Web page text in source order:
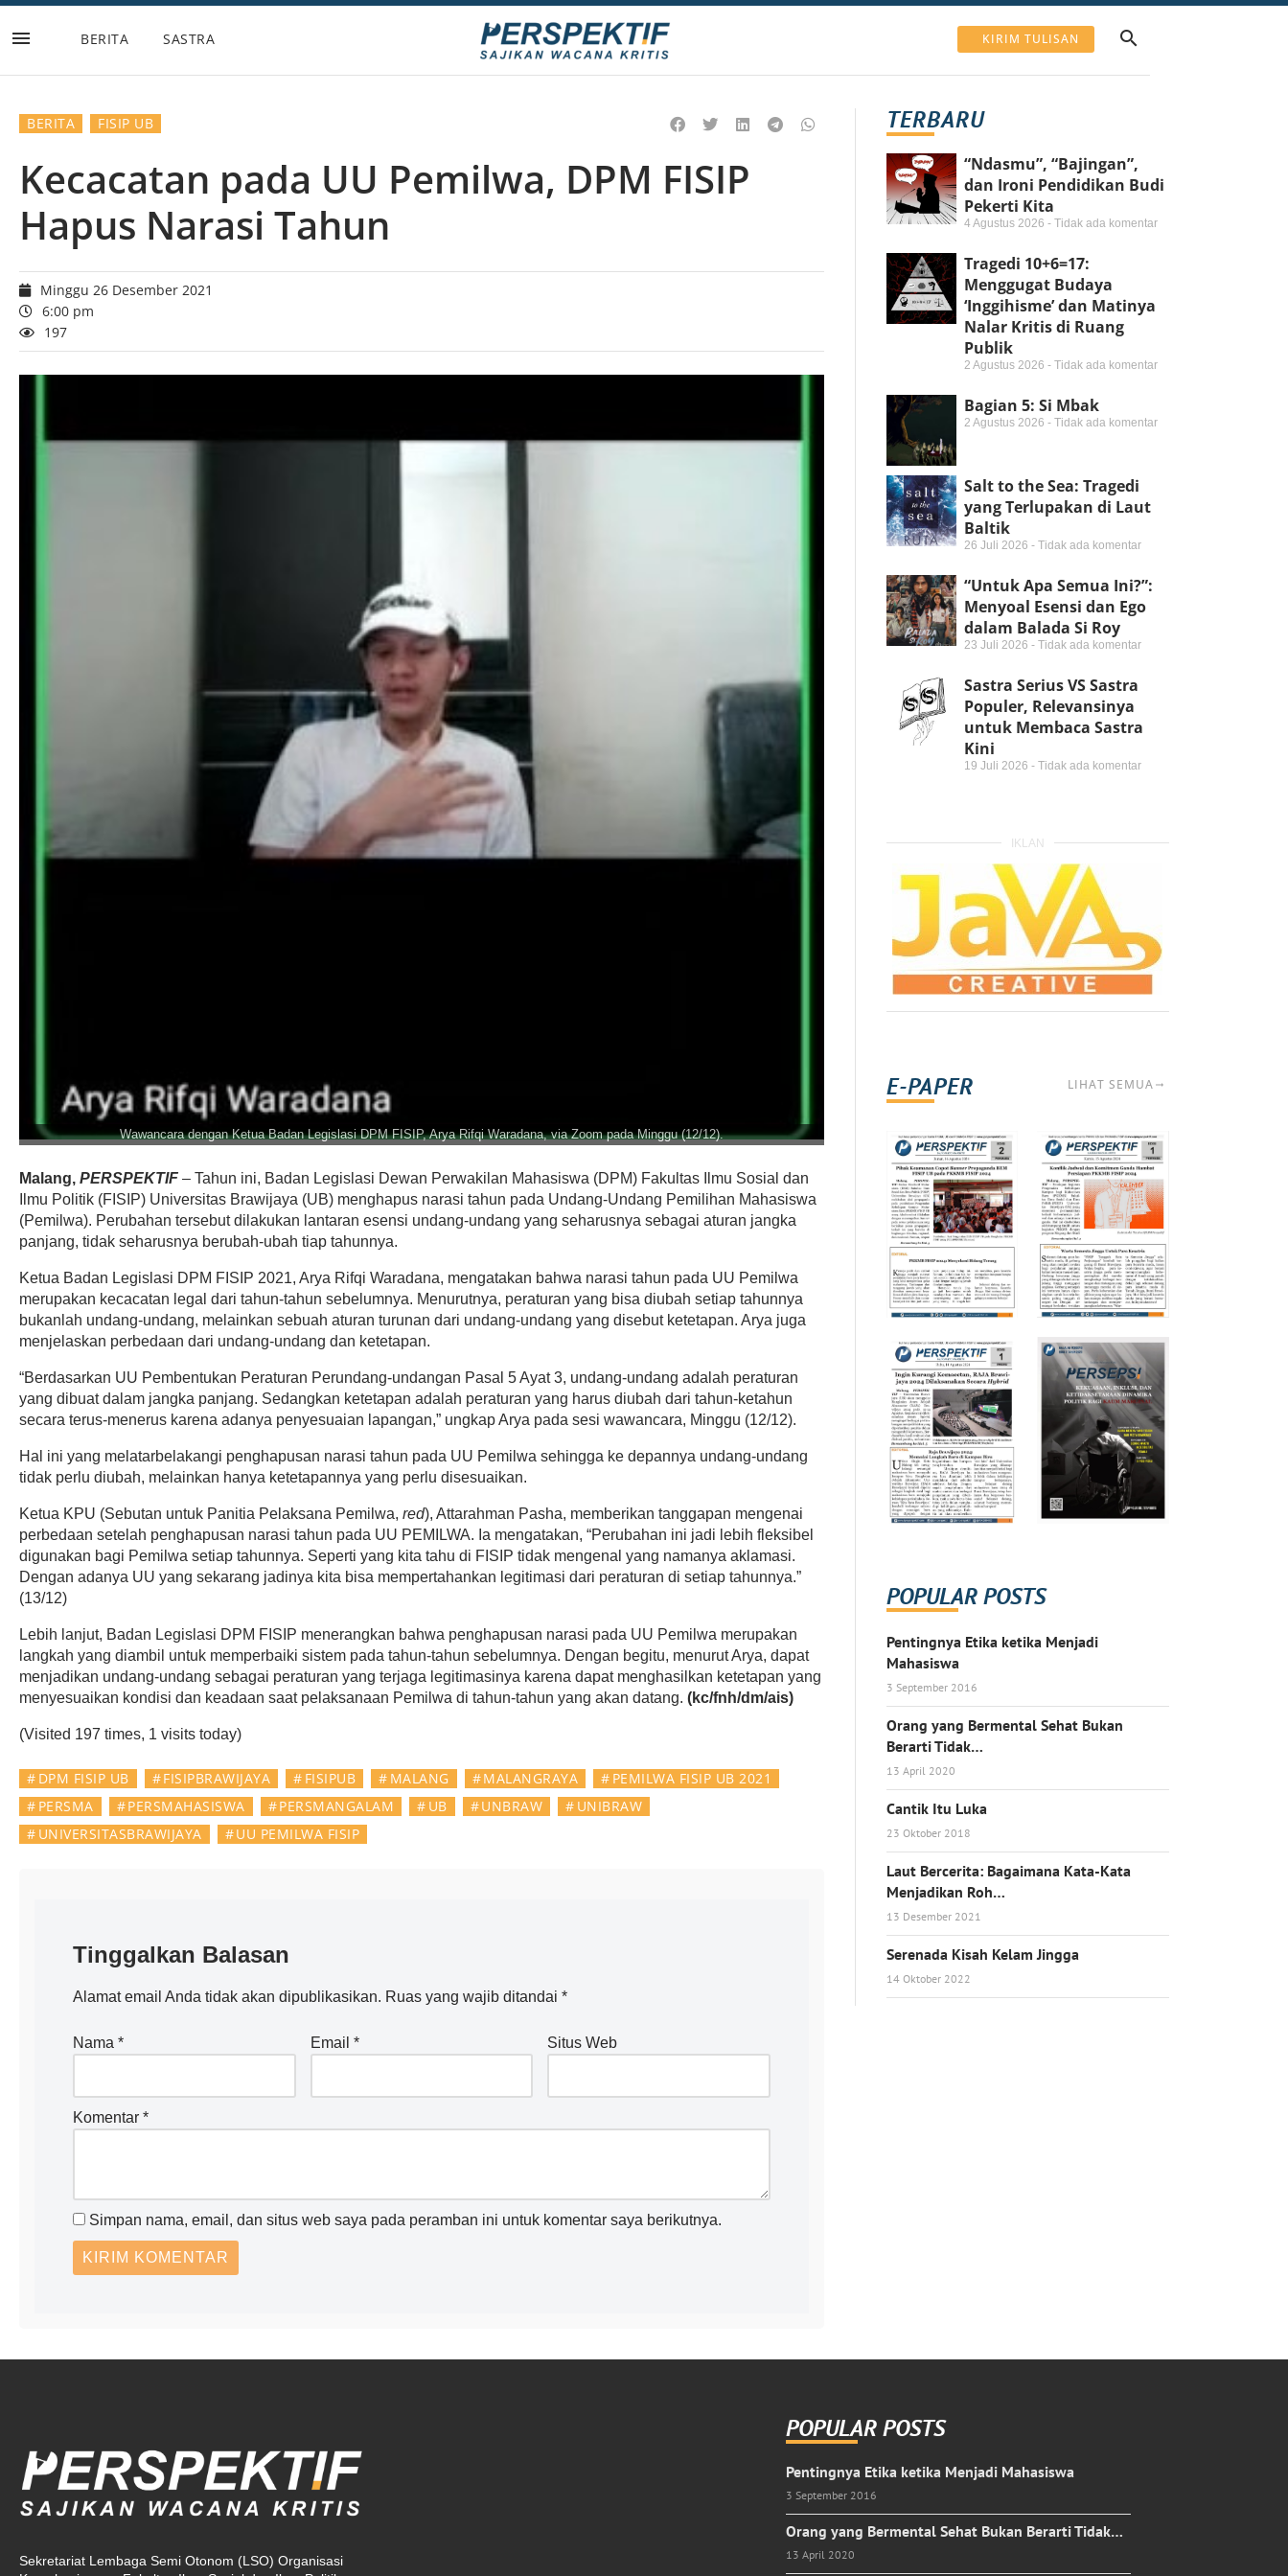
ke
BERITA SASTRA KIRIM TULISAN
BERITA FISIP UB
Kecacatan pada UU Pemilwa, DPM FISIP
Hapus Narasi Tahun
Minggu 26 Desember 2021
6:00 pm
197
Wawancara dengan Ketua Badan Legislasi DPM FISIP, Arya Rifqi Waradana, via Zoom pada Minggu (12/12).
Malang, PERSPEKTIF – Tahun ini, Badan Legislasi Dewan Perwakilan Mahasiswa (DPM) Fakultas Ilmu Sosial dan
Ilmu Politik (FISIP) Universitas Brawijaya (UB) menghapus narasi tahun pada Undang-Undang Pemilihan Mahasiswa
(Pemilwa). Perubahan tersebut dilakukan lantaran esensi undang-undang yang seharusnya sebagai aturan jangka
panjang, tidak seharusnya berubah-ubah tiap tahunnya.
Ketua Badan Legislasi DPM FISIP 2021, Arya Rifqi Waradana, mengatakan bahwa narasi tahun pada UU Pemilwa
merupakan kecacatan legal dari tahun-tahun sebelumnya. Menurutnya, peraturan yang bisa diubah setiap tahunnya
bukanlah undang-undang, melainkan sebuah aturan turunan dari undang-undang yang disebut ketetapan. Arya juga
menjelaskan perbedaan dari undang-undang dan ketetapan.
“Berdasarkan UU Pembentukan Peraturan Perundang-undangan Pasal 5 Ayat 3, undang-undang adalah peraturan
yang dibuat dalam jangka panjang. Sedangkan ketetapan adalah peraturan yang harus diubah dari tahun-ketahun
secara terus-menerus karena adanya penyesuaian lapangan,” ungkap Arya pada sesi wawancara, Minggu (12/12).
Hal ini yang melatarbelakangi penghapusan narasi tahun pada UU Pemilwa sehingga ke depannya undang-undang
tidak perlu diubah, melainkan hanya ketetapannya yang perlu disesuaikan.
Ketua KPU (Sebutan untuk Panitia Pelaksana Pemilwa, red), Attarahman Pasha, memberikan tanggapan mengenai
perbedaan setelah penghapusan narasi tahun pada UU PEMILWA. Ia mengatakan, “Perubahan ini jadi lebih fleksibel
digunakan bagi Pemilwa setiap tahunnya. Seperti yang kita tahu di FISIP tidak mengenal yang namanya aklamasi.
Dengan adanya UU yang sekarang jadinya kita bisa mempertahankan legitimasi dari peraturan di setiap tahunnya.”
(13/12)
Lebih lanjut, Badan Legislasi DPM FISIP menerangkan bahwa penghapusan narasi pada UU Pemilwa merupakan
langkah yang diambil untuk memperbaiki sistem pada tahun-tahun sebelumnya. Dengan begitu, menurut Arya, dapat
menjadikan undang-undang sebagai peraturan yang terjaga legitimasinya karena dapat menghasilkan ketetapan yang
menyesuaikan kondisi dan keadaan saat pelaksanaan Pemilwa di tahun-tahun yang akan datang. (kc/fnh/dm/ais)
(Visited 197 times, 1 visits today)
DPM FISIP UB FISIPBRAWIJAYA FISIPUB MALANG MALANGRAYA
PEMILWA FISIP UB 2021
PERSMA
PERSMAHASISWA PERSMANGALAM UB UNBRAW
UNIBRAW
UNIVERSITASBRAWIJAYA
UU PEMILWA FISIP
Tinggalkan Balasan
Alamat email Anda tidak akan dipublikasikan. Ruas yang wajib ditandai *
Nama * Email * Situs Web
Komentar *
Simpan nama, email, dan situs web saya pada peramban ini untuk komentar saya berikutnya.
TERBARU
“Ndasmu”, “Bajingan”,
dan Ironi Pendidikan Budi
Pekerti Kita
4 Agustus 2026 Tidak ada komentar
Tragedi 10+6=17:
Menggugat Budaya
‘Inggihisme’ dan Matinya
Nalar Kritis di Ruang
Publik
2 Agustus 2026 Tidak ada komentar
Bagian 5: Si Mbak
2 Agustus 2026 Tidak ada komentar
Salt to the Sea: Tragedi
yang Terlupakan di Laut
Baltik
26 Juli 2026 Tidak ada komentar
“Untuk Apa Semua Ini?”:
Menyoal Esensi dan Ego
dalam Balada Si Roy
23 Juli 2026 Tidak ada komentar
Sastra Serius VS Sastra
Populer, Relevansinya
untuk Membaca Sastra
Kini
19 Juli 2026 Tidak ada komentar
IKLAN
E-PAPER LIHAT SEMUA
POPULAR POSTS
Pentingnya Etika ketika Menjadi
Mahasiswa
3 September 2016
Orang yang Bermental Sehat Bukan
Berarti Tidak…
13 April 2020
Cantik Itu Luka
23 Oktober 2018
Laut Bercerita: Bagaimana Kata-Kata
Menjadikan Roh…
13 Desember 2021
Serenada Kisah Kelam Jingga
14 Oktober 2022
Sekretariat Lembaga Semi Otonom (LSO) Organisasi
POPULAR POSTS
Pentingnya Etika ketika Menjadi Mahasiswa
3 September 2016
Orang yang Bermental Sehat Bukan Berarti Tidak…
13 April 2020